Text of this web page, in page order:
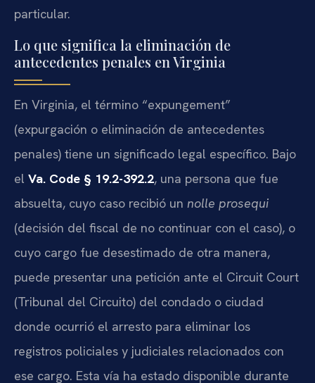
particular.
Lo que significa la eliminación de
antecedentes penales en Virginia
En Virginia, el término “expungement”
(expurgación o eliminación de antecedentes
penales) tiene un significado legal específico. Bajo
el Va. Code § 19.2-392.2, una persona que fue
absuelta, cuyo caso recibió un nolle prosequi
(decisión del fiscal de no continuar con el caso), o
cuyo cargo fue desestimado de otra manera,
puede presentar una petición ante el Circuit Court
(Tribunal del Circuito) del condado o ciudad
donde ocurrió el arresto para eliminar los
registros policiales y judiciales relacionados con
ese cargo. Esta vía ha estado disponible durante